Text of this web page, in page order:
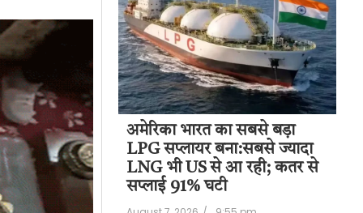
वाला बिल
पास:रूसी तेल
पर कार्रवाई;
अमेरिका भारत का सबसे बड़ा
LPG सप्लायर बना:सबसे ज्यादा
LNG भी US से आ रही; कतर से
सप्लाई 91% घटी